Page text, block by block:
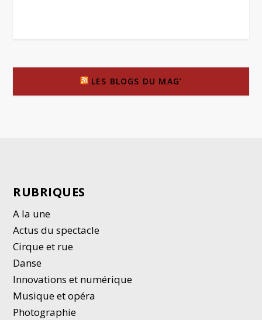
LES BLOGS DU MAG’
RUBRIQUES
A la une
Actus du spectacle
Cirque et rue
Danse
Innovations et numérique
Musique et opéra
Photographie